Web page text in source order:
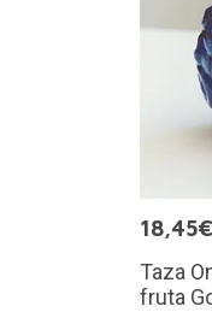
18,45€
Taza
fruta